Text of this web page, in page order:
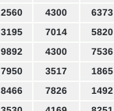
2560 4300 6373
3195 7014 5820
9892 4300 7536
7950 3517 1865
8466 7826 1492